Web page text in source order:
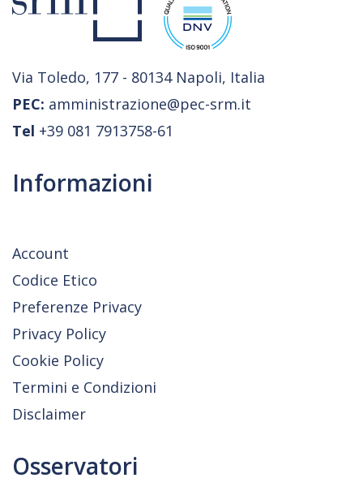
Via Toledo, 177 - 80134 Napoli, Italia
PEC: amministrazione@pec-srm.it
Tel +39 081 7913758-61
Informazioni
Account
Codice Etico
Preferenze Privacy
Privacy Policy
Cookie Policy
Termini e Condizioni
Disclaimer
Osservatori